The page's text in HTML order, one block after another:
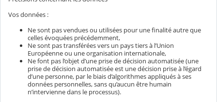
Vos données :
Ne sont pas vendues ou utilisées pour une finalité autre que
celles évoquées précédemment,
Ne sont pas transférées vers un pays tiers à l’Union
Européenne ou une organisation internationale,
Ne font pas l’objet d’une prise de décision automatisée (une
prise de décision automatisée est une décision prise à l’égard
d’une personne, par le biais d’algorithmes appliqués à ses
données personnelles, sans qu’aucun être humain
n’intervienne dans le processus).